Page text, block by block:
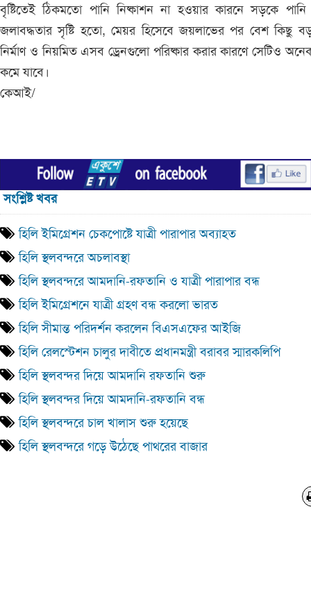
বৃষ্টিতেই ঠিকমতো পানি নিষ্কাশন না হওয়ার কারনে সড়কে
জলাবদ্ধতার সৃষ্টি হতো, মেয়র হিসেবে জয়লাভের পর বেশ কিছু
নির্মাণ ও নিয়মিত এসব ড্রেনগুলো পরিষ্কার করার কারণে সেটিও
কমে যাবে।
কেআই/
সংশ্লিষ্ট খবর
হিলি ইমিগ্রেশন চেকপোষ্টে যাত্রী পারাপার অব্যাহত
হিলি স্থলবন্দরে অচলাবস্থা
হিলি স্থলবন্দরে আমদানি-রফতানি ও যাত্রী পারাপার বন্ধ
হিলি ইমিগ্রেশনে যাত্রী গ্রহণ বন্ধ করলো ভারত
হিলি সীমান্ত পরিদর্শন করলেন বিএসএফের আইজি
হিলি রেলস্টেশন চালুর দাবীতে প্রধানমন্ত্রী বরাবর স্মারকলিপি
হিলি স্থলবন্দর দিয়ে আমদানি রফতানি শুরু
হিলি স্থলবন্দর দিয়ে আমদানি-রফতানি বন্ধ
হিলি স্থলবন্দরে চাল খালাস শুরু হয়েছে
হিলি স্থলবন্দরে গড়ে উঠেছে পাথরের বাজার